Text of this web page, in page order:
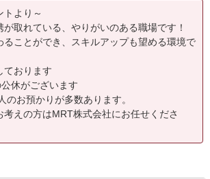
トより～
が取れている、やりがいのある職場です！
ることができ、スキルアップも望める環境で
ております
休がございます
お預かりが多数あります。
えの方はMRT株式会社にお任せくださ